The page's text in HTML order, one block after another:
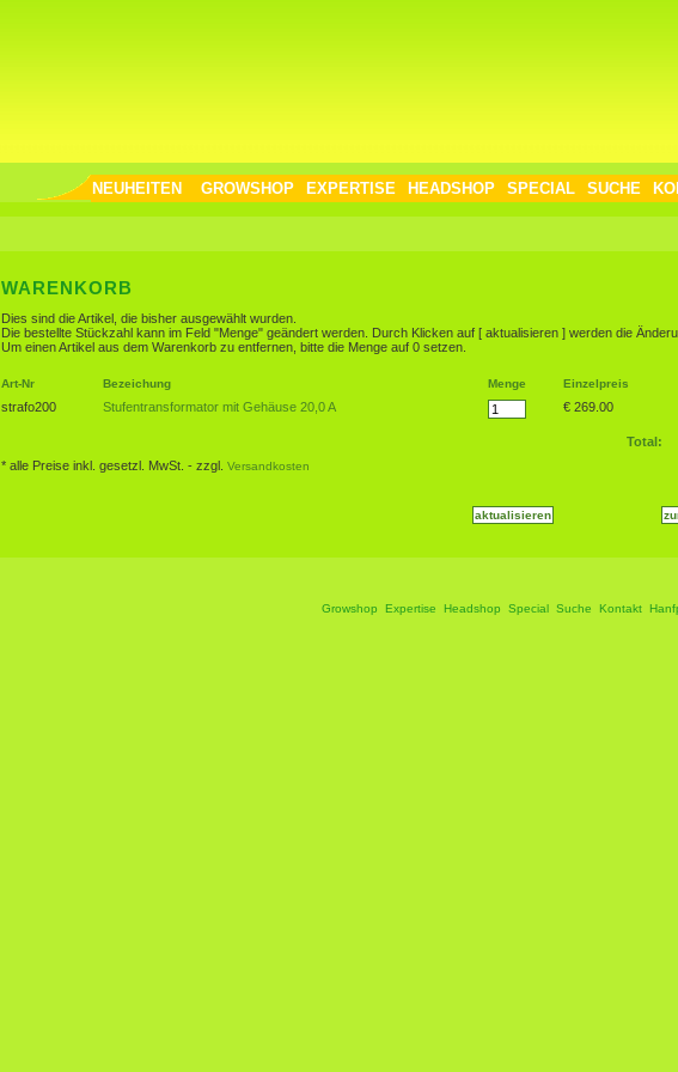
NEUHEITEN GROWSHOP EXPERTISE HEADSHOP SPECIAL SUCHE
WARENKORB
Dies sind die Artikel, die bisher ausgewählt wurden.
Die bestellte Stückzahl kann im Feld "Menge" geändert werden. Durch Klicken auf [ aktualisieren ] werden die
Um einen Artikel aus dem Warenkorb zu entfernen, bitte die Menge auf 0 setzen.
Art-Nr Bezeichung Menge Einzelpreis
strafo200 Stufentransformator mit Gehäuse 20,0 A € 269.00
Total:
* alle Preise inkl. gesetzl. MwSt. - zzgl. Versandkosten
Growshop Expertise Headshop Special Suche Kontakt